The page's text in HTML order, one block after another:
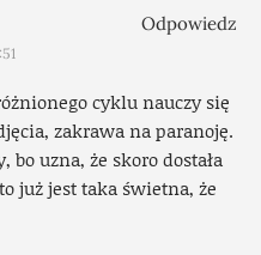
cyklu nauczy się
zakrawa na paranoję.
bo uzna, że skoro dostała
już jest taka świetna, że
Odpowiedz